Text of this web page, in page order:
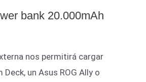
bank 20.000mAh
nos permitirá cargar
un Asus ROG Ally o